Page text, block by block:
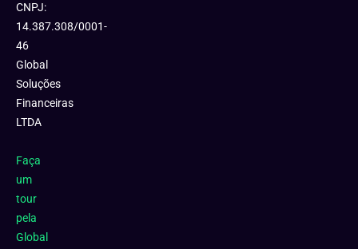
CNPJ:
14.387.308/0001-
46
Global
Soluções
Financeiras
LTDA
Faça
um
tour
pela
Global